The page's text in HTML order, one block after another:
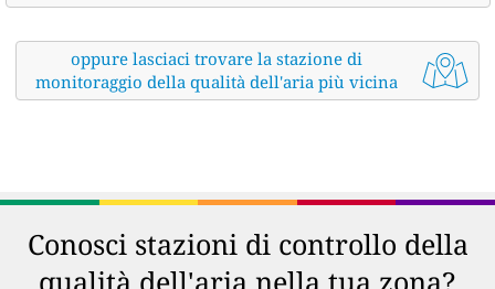
oppure lasciaci trovare la stazione di
monitoraggio della qualità dell'aria più vicina
Conosci stazioni di controllo della
qualità dell'aria nella tua zona?